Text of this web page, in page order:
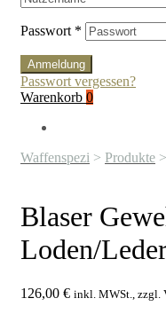
Passwort *
Anmeldung
Passwort vergessen?
Warenkorb 0
Waffenspezi > Produkte >
Blaser
Loden/
126,00 € inkl. MWSt., zzgl.